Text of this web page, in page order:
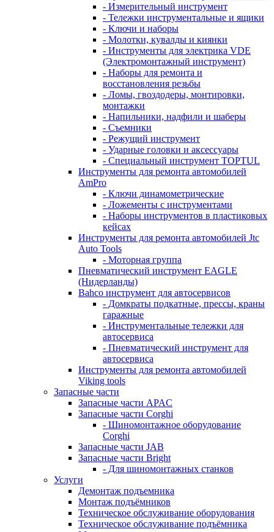
- Измерительный инструмент
- Тележки инструментальные и ящики
- Ключи и наборы
- Молотки, кувалды и киянки
- Инструменты для электрика VDE
(Электромонтажный инструмент)
- Наборы для ремонта и
восстановления резьбы
- Ломы, гвоздодеры, монтировки,
монтажки
- Напильники, надфили и шаберы
- Съемники
- Режущий инструмент
- Ударные головки и аксессуары
- Специальный инструмент TOPTUL
Инструменты для ремонта автомобилей
AmPro
- Ключи динамометрические
- Ложементы с инструментами
- Наборы инструментов в пластиковых
кейсах
Инструменты для ремонта автомобилей Jtc
Auto Tools
- Моторная группа
Пневматический инструмент EAGLE
(Нидерланды)
Bahco инструмент для автосервисов
- Домкраты подкатные, прессы, краны
гаражные
- Инструментальные тележки для
автосервиса
- Пневматический инструмент для
автосервиса
Инструменты для ремонта автомобилей
Viking tools
Запасные части
Запасные части APAC
Запасные части Corghi
- Шиномонтажное оборудование
Corghi
Запасные части JAB
Запасные части Bright
- Для шиномонтажных станков
Услуги
Демонтаж подъемника
Монтаж подъёмников
Техническое обслуживание оборудования
Техническое обслуживание подъёмника